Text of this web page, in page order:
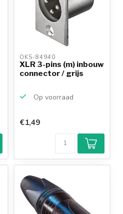
OKS-84940
XLR 3-pins (m) inbouw
connector / grijs
Op voorraad
€1,49